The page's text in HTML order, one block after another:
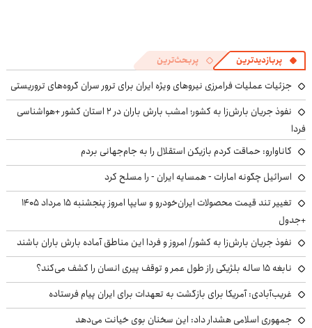
پربازدیدترین پربحث‌ترین
جزئیات عملیات فرامرزی نیروهای ویژه ایران برای ترور سران گروه‌های تروریستی
نفوذ جریان بارش‌زا به کشور؛ امشب بارش باران در ۲ استان کشور +هواشناسی
فردا
کاناوارو: حماقت کردم بازیکن استقلال را به جام‌جهانی بردم
اسرائیل چگونه امارات - همسایه ایران - را مسلح کرد
تغییر تند قیمت محصولات ایران‌خودرو و سایپا امروز پنجشنبه ۱۵ مرداد ۱۴۰۵
+جدول
نفوذ جریان بارش‌زا به کشور/ امروز و فردا این مناطق آماده بارش باران باشند
نابغه ۱۵ ساله بلژیکی راز طول عمر و توقف پیری انسان را کشف می‌کند؟
غریب‌آبادی: آمریکا برای بازگشت به تعهدات برای ایران پیام فرستاده
جمهوری اسلامی هشدار داد: این سخنان بوی خیانت می‌دهد